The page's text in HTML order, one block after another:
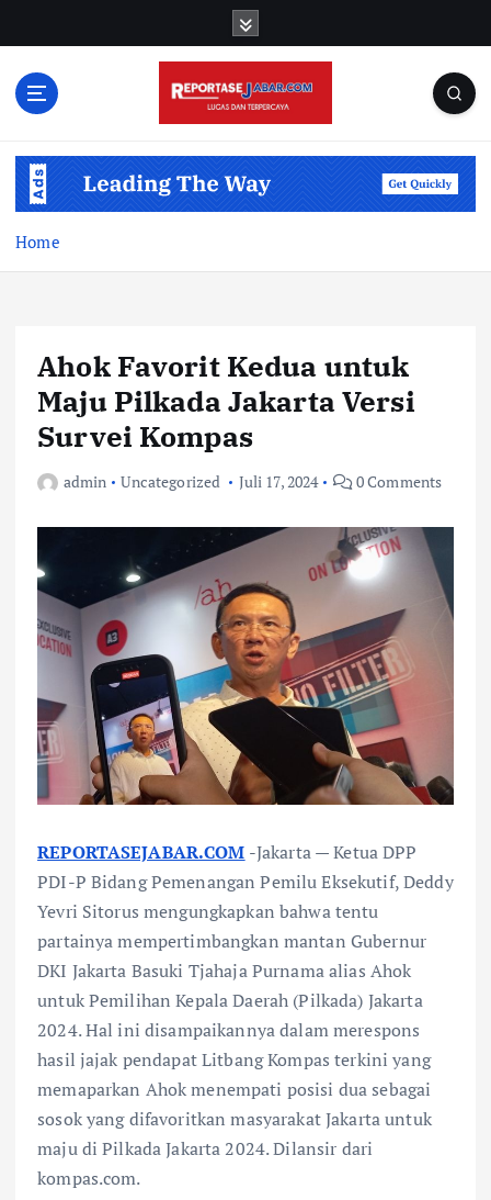
Home
Ahok Favorit Kedua untuk
Maju Pilkada Jakarta Versi
Survei Kompas
admin Uncategorized Juli 17, 2024 0 Comments
REPORTASEJABAR.COM -Jakarta — Ketua DPP
PDI-P Bidang Pemenangan Pemilu Eksekutif, Deddy
Yevri Sitorus mengungkapkan bahwa tentu
partainya mempertimbangkan mantan Gubernur
DKI Jakarta Basuki Tjahaja Purnama alias Ahok
untuk Pemilihan Kepala Daerah (Pilkada) Jakarta
2024. Hal ini disampaikannya dalam merespons
hasil jajak pendapat Litbang Kompas terkini yang
memaparkan Ahok menempati posisi dua sebagai
sosok yang difavoritkan masyarakat Jakarta untuk
maju di Pilkada Jakarta 2024. Dilansir dari
kompas.com.